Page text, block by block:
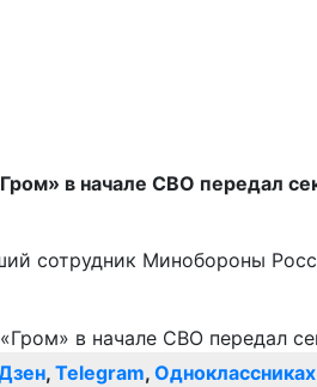
в начале СВО передал
сотрудник Минобороны
, Telegram, Одноклассниках